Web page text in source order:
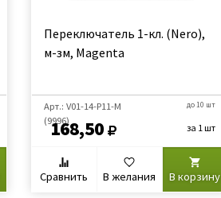
Переключатель 1-кл. (Nero),
м-зм, Magenta
Арт.: V01-14-P11-M
(9996)
168,50
до 10 шт
за 1 шт
Сравнить В желания В корзину